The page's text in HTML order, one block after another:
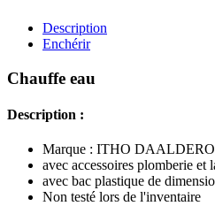
Description
Enchérir
Chauffe eau
Description :
Marque : ITHO
avec accessoires plomberie et
avec bac plastique de
Non testé lors de l'inventaire